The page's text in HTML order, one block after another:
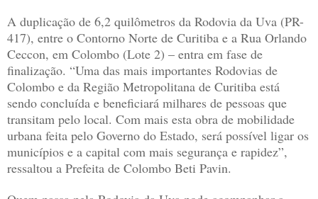
A duplicação de 6,2 quilômetros da Rodovia da Uva (PR-
417), entre o Contorno Norte de Curitiba e a Rua Orlando
Ceccon, em Colombo (Lote 2) – entra em fase de
finalização. “Uma das mais importantes Rodovias de
Colombo e da Região Metropolitana de Curitiba está
sendo concluída e beneficiará milhares de pessoas que
transitam pelo local. Com mais esta obra de mobilidade
urbana feita pelo Governo do Estado, será possível ligar os
municípios e a capital com mais segurança e rapidez”,
ressaltou a Prefeita de Colombo Beti Pavin.